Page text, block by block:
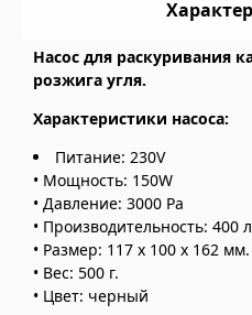
Насос для раскуривания
розжига угля.
Характеристики насоса:
Питание: 230V
• Мощность: 150W
• Давление: 3000 Pa
• Производительность: 400
• Размер: 117 х 100 х 162 мм.
• Вес: 500 г.
• Цвет: черный